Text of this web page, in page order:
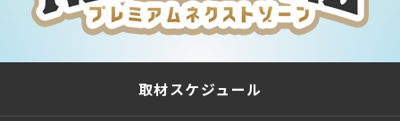
取材スケジュール